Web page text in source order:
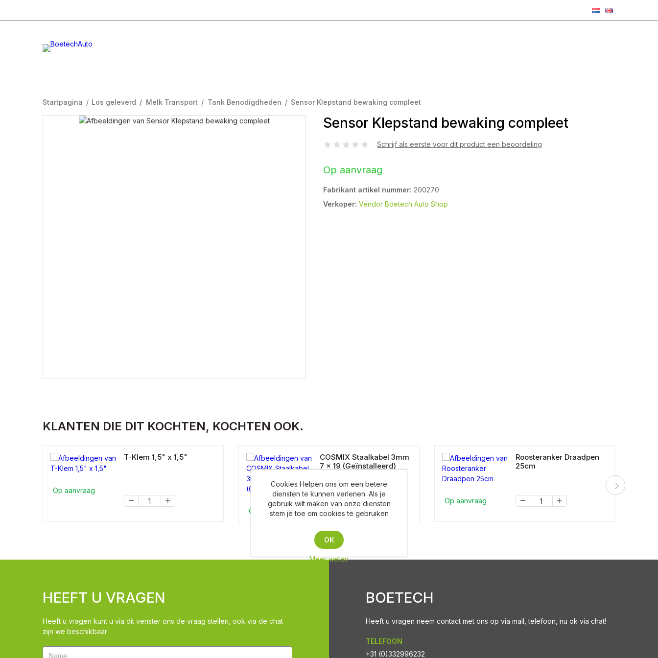
Startpagina / Los geleverd / Melk Transport / Tank Benodigdheden / Sensor Klepstand bewaking compleet
Sensor Klepstand bewaking compleet
Schrijf als eerste voor dit product een beoordeling
Op aanvraag
Fabrikant artikel nummer: 200270
Verkoper: Vendor Boetech Auto Shop
KLANTEN DIE DIT KOCHTEN, KOCHTEN OOK.
Op aanvraag
T-Klem 1,5" x 1,5"
Op aanvraag
COSMIX Staalkabel 3mm
7 x 19 (Geïnstalleerd)
Op aanvraag
Roosteranker Draadpen
25cm
HEEFT U VRAGEN
Heeft u vragen kunt u via dit venster ons de vraag stellen, ook via de chat
zijn we beschikbaar
BOETECH
Heeft u vragen neem contact met ons op via mail, telefoon, nu ok via chat!
TELEFOON
+31 (0)332996232
Cookies Helpen ons om een betere
diensten te kunnen verlenen. Als je
gebruik wilt maken van onze diensten
stem je toe om cookies te gebruiken
OK
Meer weten